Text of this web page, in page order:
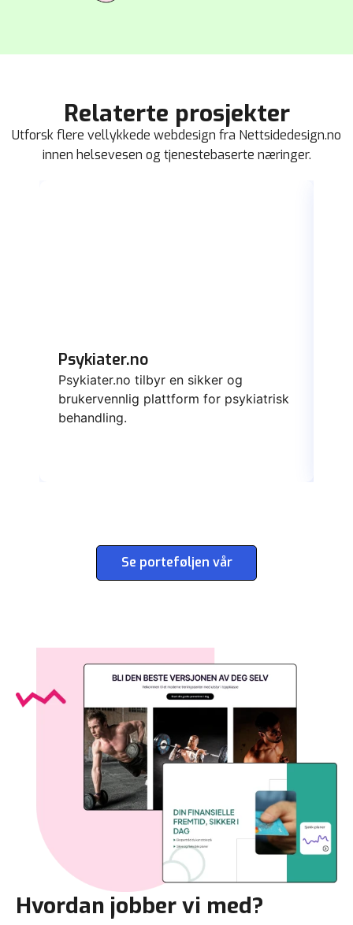
Relaterte prosjekter
Utforsk flere vellykkede webdesign fra Nettsidedesign.no
innen helsevesen og tjenestebaserte næringer.
Psykiater.no
Psykiater.no tilbyr en sikker og
brukervennlig plattform for psykiatrisk
behandling.
Se porteføljen vår
Hvordan jobber vi med?